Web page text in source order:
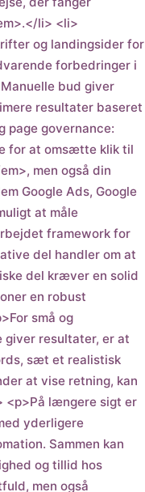
li> <li>
og landingsider for
forbedringer i
bud giver
resultater baseret
page governance:
for at omsætte klik til
men også din
Google Ads, Google
at måle
framework for
del handler om at
del kræver en solid
en robust
små og
giver resultater, er at
sæt et realistisk
at vise retning, kan
<p>På længere sigt er
yderligere
Sammen kan
og tillid hos
men også